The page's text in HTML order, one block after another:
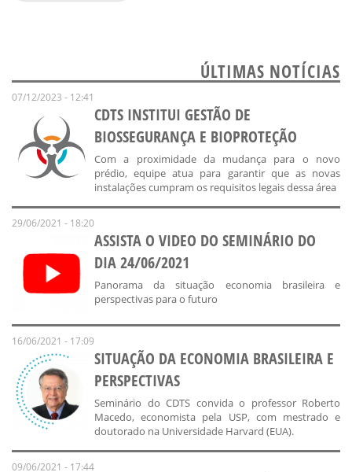
ÚLTIMAS NOTÍCIAS
07/12/2023 - 12:41
CDTS INSTITUI GESTÃO DE
BIOSSEGURANÇA E BIOPROTEÇÃO
Com a proximidade da mudança para o novo
prédio, equipe atua para garantir que as novas
instalações cumpram os requisitos legais dessa área
29/06/2021 - 18:20
ASSISTA O VIDEO DO SEMINÁRIO DO
DIA 24/06/2021
Panorama da situação economia brasileira e
perspectivas para o futuro
16/06/2021 - 17:09
SITUAÇÃO DA ECONOMIA BRASILEIRA E
PERSPECTIVAS
Seminário do CDTS convida o professor Roberto
Macedo, economista pela USP, com mestrado e
doutorado na Universidade Harvard (EUA).
09/06/2021 - 17:44